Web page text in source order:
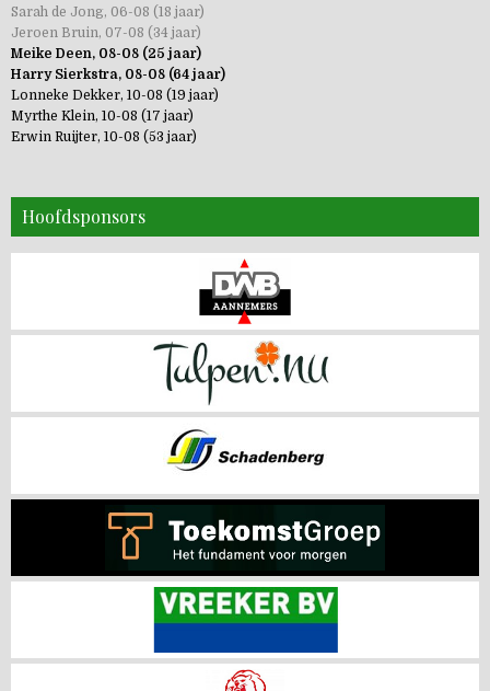
Sarah de Jong, 06-08 (18 jaar)
Jeroen Bruin, 07-08 (34 jaar)
Meike Deen, 08-08 (25 jaar)
Harry Sierkstra, 08-08 (64 jaar)
Lonneke Dekker, 10-08 (19 jaar)
Myrthe Klein, 10-08 (17 jaar)
Erwin Ruijter, 10-08 (53 jaar)
Hoofdsponsors